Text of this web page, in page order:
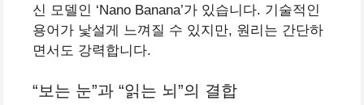
신 모델인 ‘Nano Banana’가 있습니다. 기술적인
용어가 낯설게 느껴질 수 있지만, 원리는 간단하
면서도 강력합니다.
“보는 눈”과 “읽는 뇌”의 결합